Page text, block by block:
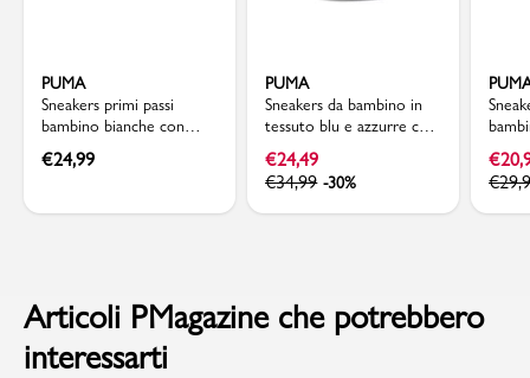
PUMA
Sneakers primi passi
bambino bianche con
dettagli blu Puma
Courtflex v3
€24,99
PUMA
Sneakers da bambino in
tessuto blu e azzurre con
logo Puma FlexFocus
€24,49
€34,99 -30%
in
€
€
Articoli PMagazine che potrebbero
interessarti